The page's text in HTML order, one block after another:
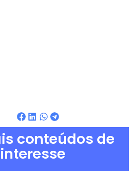
conteúdos de